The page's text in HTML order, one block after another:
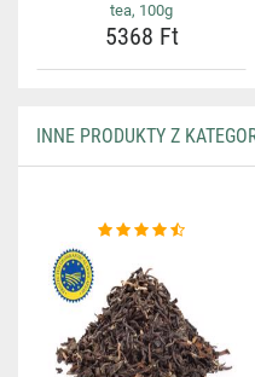
tea, 100g
5368 Ft
INNE PRODUKTY Z